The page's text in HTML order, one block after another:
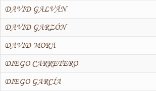
DAVID GALVÁN
DAVID GARZÓN
DAVID MORA
DIEGO CARRETERO
DIEGO GARCÍA